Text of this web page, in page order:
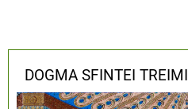
DOGMA SFINTEI TREIMI